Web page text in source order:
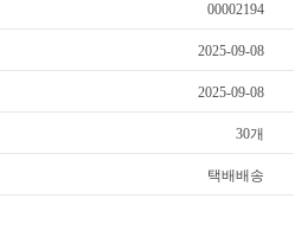
00002194
2025-09-08
2025-09-08
30개
택배배송